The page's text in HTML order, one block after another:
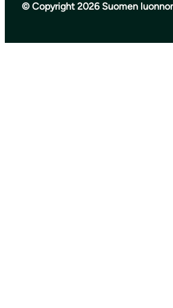
© Copyright 2026 Suomen